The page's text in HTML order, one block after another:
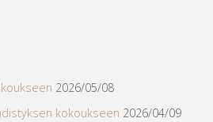
2026/05/08
kokoukseen 2026/04/09